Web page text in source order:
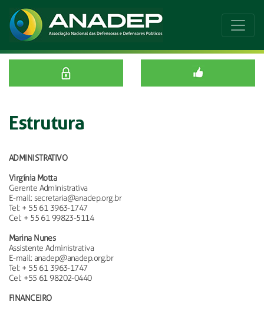
Estrutura
ADMINISTRATIVO
Virgínia Motta
Gerente Administrativa
E-mail: secretaria@anadep.org.br
Tel: + 55 61 3963-1747
Cel: + 55 61 99823-5114
Marina Nunes
Assistente Administrativa
E-mail: anadep@anadep.org.br
Tel: + 55 61 3963-1747
Cel: +55 61 98202-0440
FINANCEIRO